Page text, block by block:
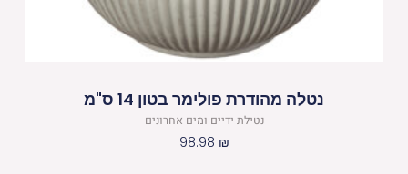
נטלה מהודרת פולימר בטון 14 ס"מ
נטילת ידיים ומים אחרונים
98.98 ₪